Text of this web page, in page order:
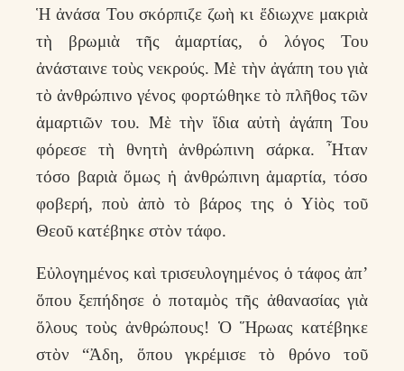
Ἡ ἀνάσα Του σκόρπιζε ζωὴ κι ἔδιωχνε μακριὰ
τὴ βρωμιὰ τῆς ἁμαρτίας, ὁ λόγος Του
ἀνάσταινε τοὺς νεκρούς. Μὲ τὴν ἀγάπη του γιὰ
τὸ ἀνθρώπινο γένος φορτώθηκε τὸ πλῆθος τῶν
ἁμαρτιῶν του. Μὲ τὴν ἴδια αὐτὴ ἀγάπη Του
φόρεσε τὴ θνητὴ ἀνθρώπινη σάρκα. Ἦταν
τόσο βαριὰ ὅμως ἡ ἀνθρώπινη ἁμαρτία, τόσο
φοβερή, ποὺ ἀπὸ τὸ βάρος της ὁ Υἱὸς τοῦ
Θεοῦ κατέβηκε στὸν τάφο.
Εὐλογημένος καὶ τρισευλογημένος ὁ τάφος ἀπ’
ὅπου ξεπήδησε ὁ ποταμὸς τῆς ἀθανασίας γιὰ
ὅλους τοὺς ἀνθρώπους! Ὁ Ἥρωας κατέβηκε
στὸν “Ἀδη, ὅπου γκρέμισε τὸ θρόνο τοῦ